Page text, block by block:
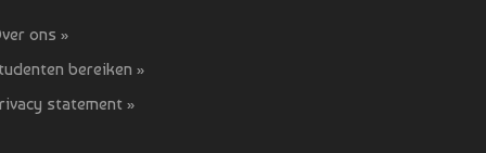
ons »
bereiken »
statement »